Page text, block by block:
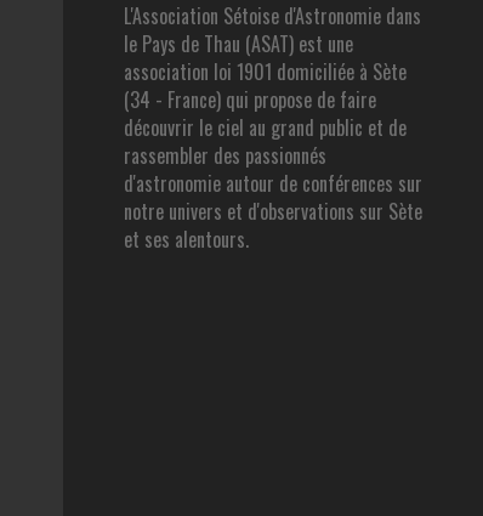
L'Association Sétoise d'Astronomie dans
le Pays de Thau (ASAT) est une
association loi 1901 domiciliée à Sète
(34 - France) qui propose de faire
découvrir le ciel au grand public et de
rassembler des passionnés
d'astronomie autour de conférences sur
notre univers et d'observations sur Sète
et ses alentours.